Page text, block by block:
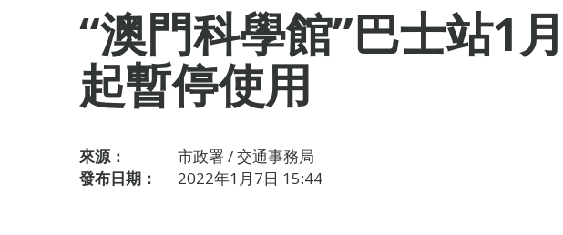
“澳門科學館”巴士站1
起暫停使用
來源：
市政署 / 交通事務局
發布日期：
2022年1月7日 15:44